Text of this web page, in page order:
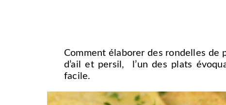
Comment élaborer des rondelles
d’ail et persil, l’un des plats
facile.